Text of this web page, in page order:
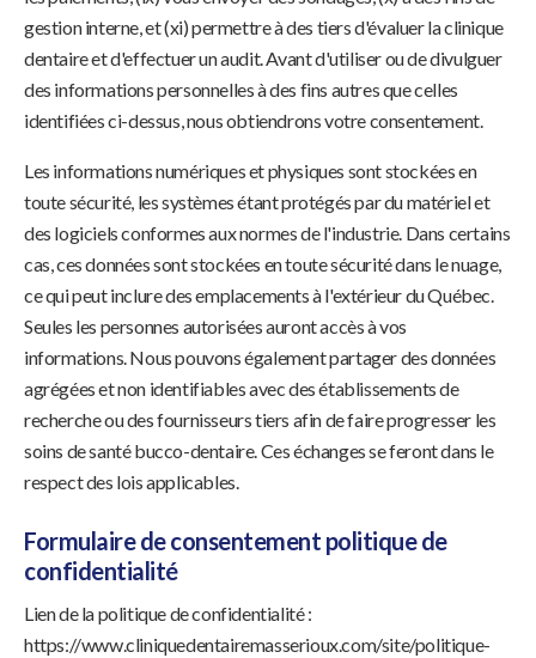
gestion interne, et (xi) permettre à des tiers d'évaluer la clinique
dentaire et d'effectuer un audit. Avant d'utiliser ou de divulguer
des informations personnelles à des fins autres que celles
identifiées ci-dessus, nous obtiendrons votre consentement.
Les informations numériques et physiques sont stockées en
toute sécurité, les systèmes étant protégés par du matériel et
des logiciels conformes aux normes de l'industrie. Dans certains
cas, ces données sont stockées en toute sécurité dans le nuage,
ce qui peut inclure des emplacements à l'extérieur du Québec.
Seules les personnes autorisées auront accès à vos
informations. Nous pouvons également partager des données
agrégées et non identifiables avec des établissements de
recherche ou des fournisseurs tiers afin de faire progresser les
soins de santé bucco-dentaire. Ces échanges se feront dans le
respect des lois applicables.
Formulaire de consentement politique de
confidentialité
Lien de la politique de confidentialité :
https://www.cliniquedentairemasserioux.com/site/politique-